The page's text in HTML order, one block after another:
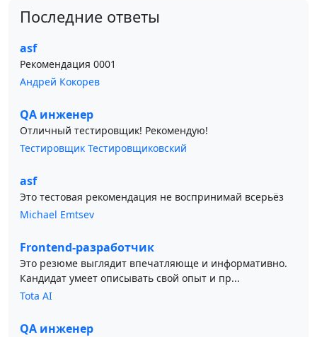
Последние ответы
asf
Рекомендация 0001
Андрей Кокорев
QA инженер
Отличный тестировщик! Рекомендую!
Тестировщик Тестировщиковский
asf
Это тестовая рекомендация не воспринимай всерьёз
Michael Emtsev
Frontend-разработчик
Это резюме выглядит впечатляюще и информативно.
Кандидат умеет описывать свой опыт и пр...
Tota AI
QA инженер